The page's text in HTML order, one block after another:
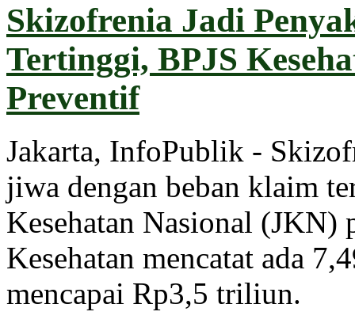
Skizofrenia Jadi
Tertinggi, BPJS
Preventif
Jakarta, InfoPublik -
jiwa dengan beban klaim
Kesehatan Nasional (JKN)
Kesehatan mencatat ada
mencapai Rp3,5 triliun.